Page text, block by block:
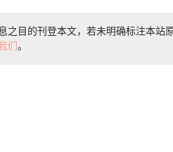
之目的刊登本文，若未明确标注本站
们。